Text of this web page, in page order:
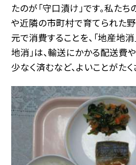
たのが「守口漬け」です。私た
や近隣の市町村で育てられた
元で消費することを、「地産地消
地消」は、輸送にかかる配送費
少なく済むなど、よいことがたく